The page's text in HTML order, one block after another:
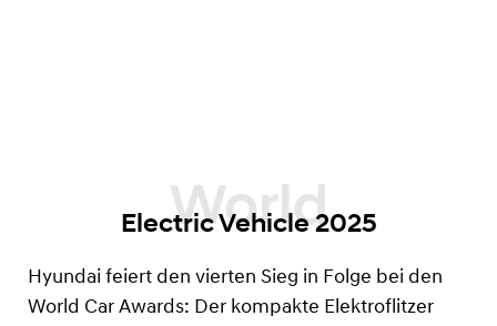
Electric Vehicle 2025
Hyundai feiert den vierten Sieg in Folge bei den
World Car Awards: Der kompakte Elektroflitzer